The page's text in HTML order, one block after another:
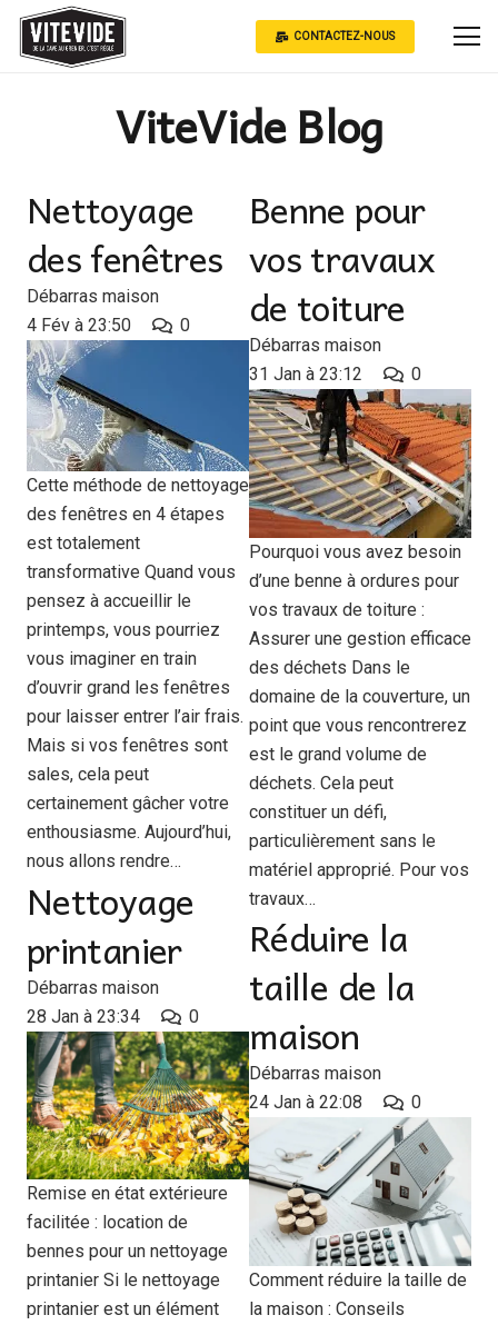
CONTACTEZ-NOUS
ViteVide Blog
Nettoyage
des fenêtres
Débarras maison
4 Fév à 23:50
0
Cette méthode de nettoyage
des fenêtres en 4 étapes
est totalement
transformative Quand vous
pensez à accueillir le
printemps, vous pourriez
vous imaginer en train
d’ouvrir grand les fenêtres
pour laisser entrer l’air frais.
Mais si vos fenêtres sont
sales, cela peut
certainement gâcher votre
enthousiasme. Aujourd’hui,
nous allons rendre…
Benne pour
vos travaux
de toiture
Débarras maison
31 Jan à 23:12
0
Pourquoi vous avez besoin
d’une benne à ordures pour
vos travaux de toiture :
Assurer une gestion efficace
des déchets Dans le
domaine de la couverture, un
point que vous rencontrerez
est le grand volume de
déchets. Cela peut
constituer un défi,
particulièrement sans le
matériel approprié. Pour vos
travaux…
Nettoyage
printanier
Débarras maison
28 Jan à 23:34
0
Remise en état extérieure
facilitée : location de
bennes pour un nettoyage
printanier Si le nettoyage
printanier est un élément
Réduire la
taille de la
maison
Débarras maison
24 Jan à 22:08
0
Comment réduire la taille de
la maison : Conseils